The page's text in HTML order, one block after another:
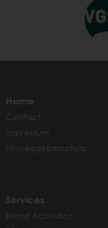
Home
Contact
Impressum
Hinweisgeberschutz
Services
Brand Activation